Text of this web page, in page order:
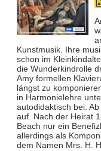
Kunstmusik. Ihre
schon im
die Wunderkindrolle
Amy formellen
längst zu
in Harmonielehre
autodidaktisch bei.
auf. Nach der Heirat
Beach nur ein
allerdings als
dem Namen Mrs. H.